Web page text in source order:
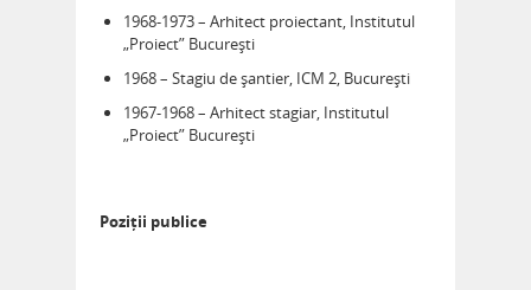
1968-1973 – Arhitect proiectant, Institutul
„Proiect” București
1968 – Stagiu de șantier, ICM 2, București
1967-1968 – Arhitect stagiar, Institutul
„Proiect” București
Poziții publice